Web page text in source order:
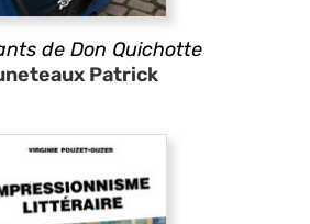
de Don Quichotte
Patrick